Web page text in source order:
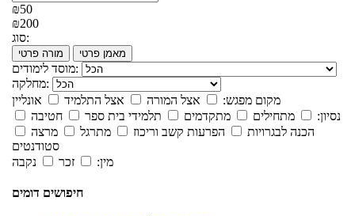
₪50
₪200
סוג:
מורה פרטי מאמן פרטי
מוסד לימודים:
מחלקה:
מקום מפגש:
אצל המורה אצל התלמיד
אונליין
נסיון:
מתחילים מתקדמים תלמידי בית ספר
חטיבה
הכנה לבגרויות
הפרעות קשב וריכוז מתרגל
מרצה
סטודנטים
מין:
זכר נקבה
חיפושים דומים